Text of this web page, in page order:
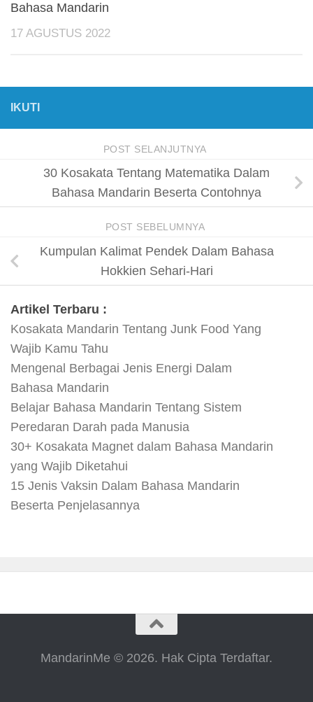
Bahasa Mandarin
17 AGUSTUS 2022
IKUTI
POST SELANJUTNYA
30 Kosakata Tentang Matematika Dalam
Bahasa Mandarin Beserta Contohnya
POST SEBELUMNYA
Kumpulan Kalimat Pendek Dalam Bahasa
Hokkien Sehari-Hari
Artikel Terbaru :
Kosakata Mandarin Tentang Junk Food Yang
Wajib Kamu Tahu
Mengenal Berbagai Jenis Energi Dalam
Bahasa Mandarin
Belajar Bahasa Mandarin Tentang Sistem
Peredaran Darah pada Manusia
30+ Kosakata Magnet dalam Bahasa Mandarin
yang Wajib Diketahui
15 Jenis Vaksin Dalam Bahasa Mandarin
Beserta Penjelasannya
MandarinMe © 2026. Hak Cipta Terdaftar.